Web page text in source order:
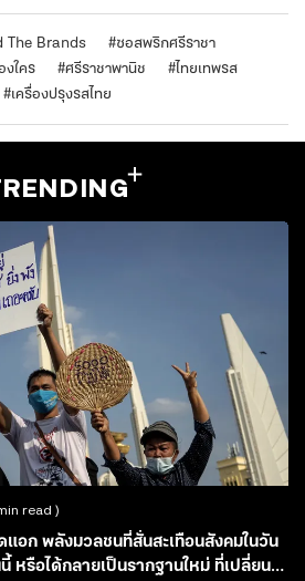
The Brands #ซอสพริกศรีราชา
ใคร #ศรีราชาพานิช #ไทยเทพรส
#เครื่องปรุงรสไทย
read )
อก พลังมวลชนที่สั่นสะเทือนสังคมในวัน
หรือได้กลายเป็นรากฐานใหม่ ที่เปลี่ยน